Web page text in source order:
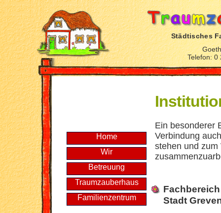
Städtisches
Telefon: 0
Home
Wir
Betreuung
Traumzauberhaus
Familienzentrum
Ein besonderer
Verbindung
stehen und
Stadt